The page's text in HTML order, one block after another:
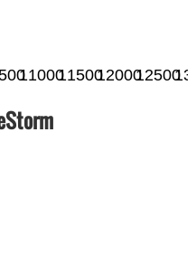
11000115001200012500